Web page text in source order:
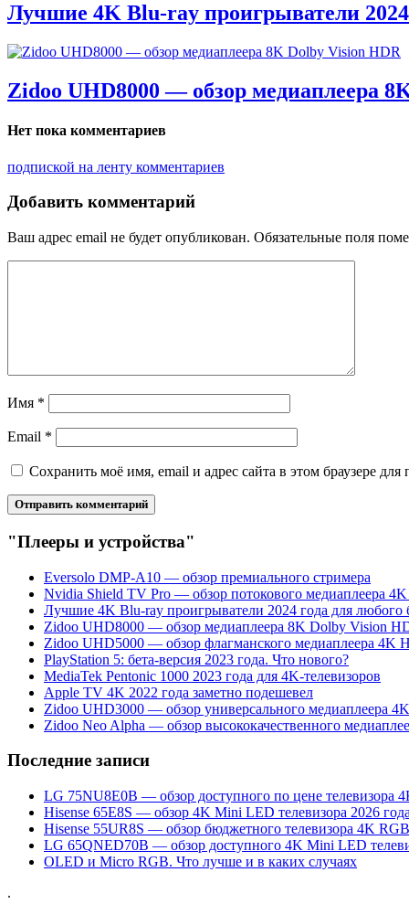
Лучшие 4K Blu-ray проигрыватели
Zidoo UHD8000 — обзор медиаплеера
Нет пока комментариев
подпиской на ленту комментариев
Добавить комментарий
Ваш адрес email не будет опубликован. Обязательные поля
Имя *
Email *
Сохранить моё имя, email и адрес сайта в этом браузере
"Плееры и устройства"
Eversolo DMP-A10 — обзор премиального стримера
Nvidia Shield TV Pro — обзор потокового медиаплеера
Лучшие 4K Blu-ray проигрыватели 2024 года для любого
Zidoo UHD8000 — обзор медиаплеера 8K Dolby Vision
Zidoo UHD5000 — обзор флагманского медиаплеера 4K
PlayStation 5: бета-версия 2023 года. Что нового?
MediaTek Pentonic 1000 2023 года для 4K-телевизоров
Apple TV 4K 2022 года заметно подешевел
Zidoo UHD3000 — обзор универсального медиаплеера 4K
Zidoo Neo Alpha — обзор высококачественного
Последние записи
LG 75NU8E0B — обзор доступного по цене телевизора
Hisense 65E8S — обзор 4K Mini LED телевизора 2026
Hisense 55UR8S — обзор бюджетного телевизора 4K
LG 65QNED70B — обзор доступного 4K Mini LED
OLED и Micro RGB. Что лучше и в каких случаях
.